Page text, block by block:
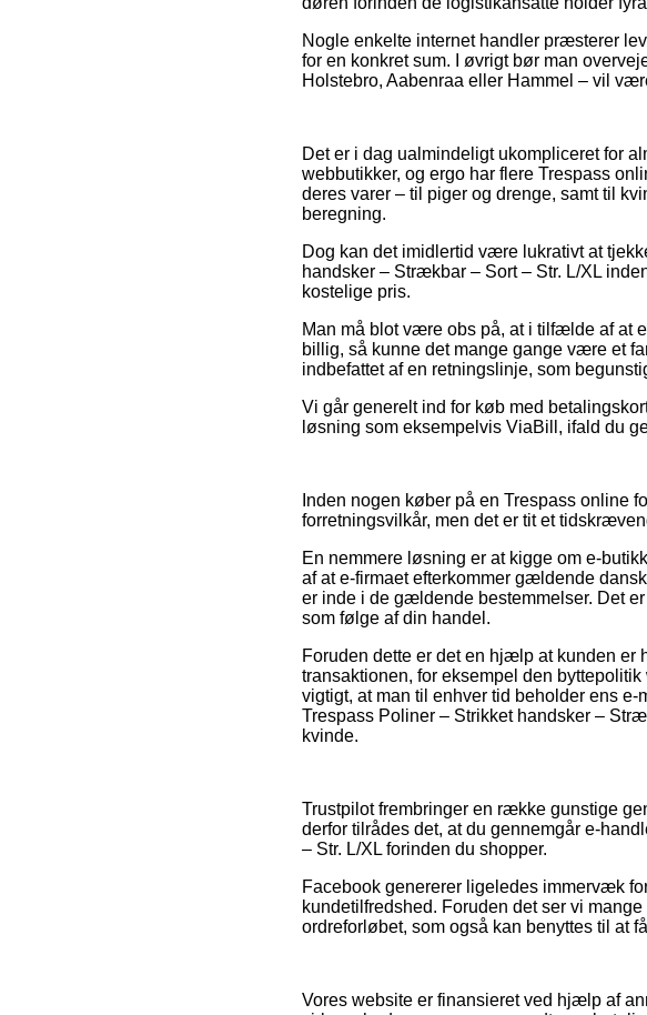
Nogle enkelte internet handler præsterer
for en konkret sum. I øvrigt bør man
Holstebro, Aabenraa eller Hammel – vil
Det er i dag ualmindeligt ukompliceret for
webbutikker, og ergo har flere Trespass
deres varer – til piger og drenge, samt til
beregning.
Dog kan det imidlertid være lukrativt at
handsker – Strækbar – Sort – Str. L/XL
kostelige pris.
Man må blot være obs på, at i tilfælde af at
billig, så kunne det mange gange være et
indbefattet af en retningslinje, som
Vi går generelt ind for køb med
løsning som eksempelvis ViaBill, ifald du
Inden nogen køber på en Trespass online
forretningsvilkår, men det er tit et
En nemmere løsning er at kigge om e-
af at e-firmaet efterkommer gældende
er inde i de gældende bestemmelser. Det
som følge af din handel.
Foruden dette er det en hjælp at kunden
transaktionen, for eksempel den
vigtigt, at man til enhver tid beholder ens
Trespass Poliner – Strikket handsker –
kvinde.
Trustpilot frembringer en række gunstige
derfor tilrådes det, at du gennemgår e-
– Str. L/XL forinden du shopper.
Facebook genererer ligeledes immervæk
kundetilfredshed. Foruden det ser vi
ordreforløbet, som også kan benyttes til at
Vores website er finansieret ved hjælp af